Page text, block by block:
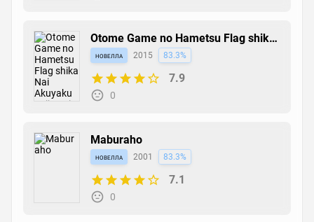
Otome Game no Hametsu Flag shika
Nai Akuyaku Reijou ni Tensei
shiteshimatta...
новелла 2015 83.3%
7.9
0
Maburaho
новелла 2001 83.3%
7.1
0